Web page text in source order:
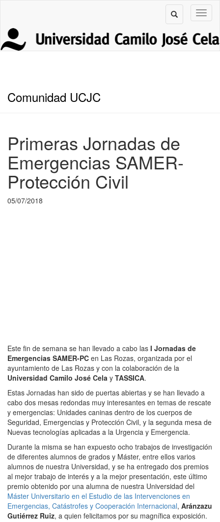
Comunidad UCJC
Primeras Jornadas de
Emergencias SAMER-
Protección Civil
05/07/2018
Este fin de semana se han llevado a cabo las I Jornadas de
Emergencias SAMER-PC en Las Rozas, organizada por el
ayuntamiento de Las Rozas y con la colaboración de la
Universidad Camilo José Cela y TASSICA.
Estas Jornadas han sido de puertas abiertas y se han llevado a
cabo dos mesas redondas muy interesantes en temas de rescate
y emergencias: Unidades caninas dentro de los cuerpos de
Seguridad, Emergencias y Protección Civil, y la segunda mesa de
Nuevas tecnologías aplicadas a la Urgencia y Emergencia.
Durante la misma se han expuesto ocho trabajos de investigación
de diferentes alumnos de grados y Máster, entre ellos varios
alumnos de nuestra Universidad, y se ha entregado dos premios
al mejor trabajo de interés y a la mejor presentación, este último
premio obtenido por una alumna de nuestra Universidad del
Máster Universitario en el Estudio de las Intervenciones en
Emergencias, Catástrofes y Cooperación Internacional, Aránzazu
Gutiérrez Ruiz, a quien felicitamos por su magnífica exposición.